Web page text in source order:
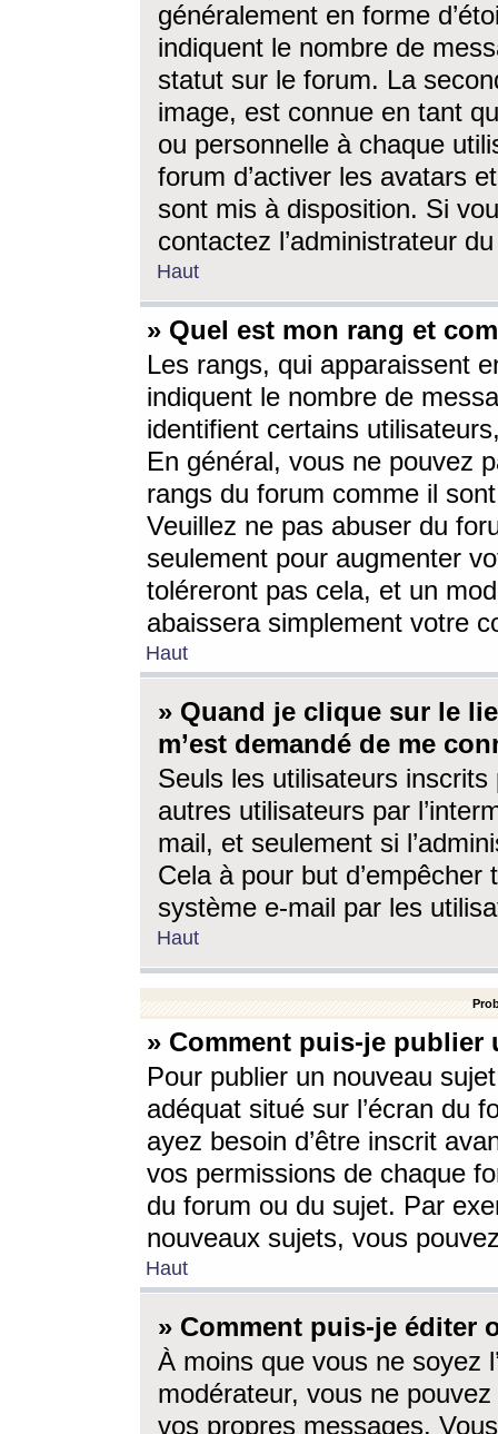
généralement en forme
indiquent le nombre de
statut sur le forum. La
image, est connue en tant
ou personnelle à chaque
forum d’activer les avatars
sont mis à disposition. Si
contactez l’administrateur
Haut
» Quel est mon rang et
Les rangs, qui apparaissent
indiquent le nombre de
identifient certains
En général, vous ne pouvez
rangs du forum comme il
Veuillez ne pas abuser du
seulement pour augmenter
toléreront pas cela, et un
abaissera simplement votre
Haut
» Quand je clique sur le
m’est demandé de me
Seuls les utilisateurs
autres utilisateurs par
mail, et seulement si
Cela à pour but
système e-mail par les
Haut
» Comment puis-je
Pour publier un nouveau
adéquat situé sur l’écran du
ayez besoin d’être inscrit
vos permissions de chaque
du forum ou du sujet. Par
nouveaux sujets, vous
Haut
» Comment puis-je éditer
À moins que vous ne soyez
modérateur, vous ne
vos propres messages.